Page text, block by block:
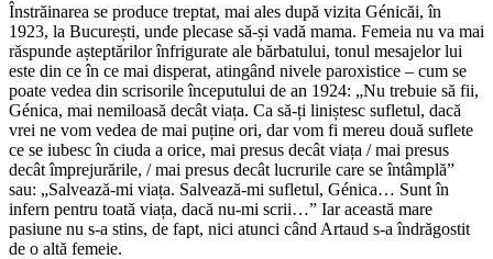
Înstrăinarea se produce treptat, mai ales după vizita Génicăi, în
1923, la București, unde plecase să-și vadă mama. Femeia nu va mai
răspunde așteptărilor înfrigurate ale bărbatului, tonul mesajelor lui
este din ce în ce mai disperat, atingând nivele paroxistice – cum se
poate vedea din scrisorile începutului de an 1924: „Nu trebuie să fii,
Génica, mai nemiloasă decât viața. Ca să-ți liniștesc sufletul, dacă
vrei ne vom vedea de mai puține ori, dar vom fi mereu două suflete
ce se iubesc în ciuda a orice, mai presus decât viața / mai presus
decât împrejurările, / mai presus decât lucrurile care se întâmplă”
sau: „Salvează-mi viața. Salvează-mi sufletul, Génica… Sunt în
infern pentru toată viața, dacă nu-mi scrii…” Iar această mare
pasiune nu s-a stins, de fapt, nici atunci când Artaud s-a îndrăgostit
de o altă femeie.